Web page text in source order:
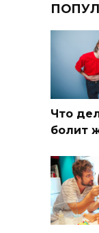
Что
болит